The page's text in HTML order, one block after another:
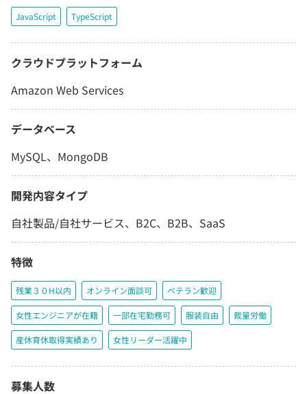
JavaScript TypeScript
クラウドプラットフォーム
Amazon Web Services
データベース
MySQL、MongoDB
開発内容タイプ
自社製品/自社サービス、B2C、B2B、SaaS
特徴
残業３０H以内 オンライン面談可 ベテラン歓迎
女性エンジニアが在籍 一部在宅勤務可 服装自由 裁量労働
産休育休取得実績あり 女性リーダー活躍中
募集人数